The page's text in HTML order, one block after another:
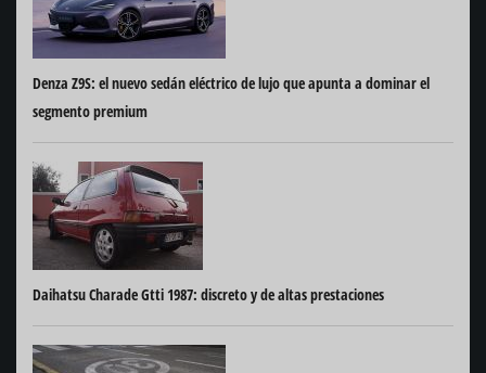
Denza Z9S: el nuevo sedán eléctrico de lujo que apunta a dominar el
segmento premium
Daihatsu Charade Gtti 1987: discreto y de altas prestaciones